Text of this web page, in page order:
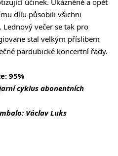
účinek. Ukázněně a opět
dílu působili všichni
večer se tak pro
stal velkým příslibem
pardubické koncertní řady.
95%
cyklus abonentních
Václav Luks